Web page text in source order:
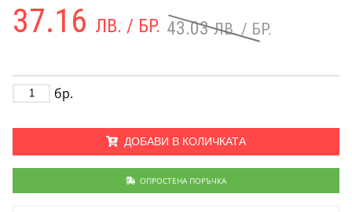
37.16 ЛВ. / БР. 43.03ЛВ. / БР.
бр.
ДОБАВИ В КОЛИЧКАТА
ОПРОСТЕНА ПОРЪЧКА